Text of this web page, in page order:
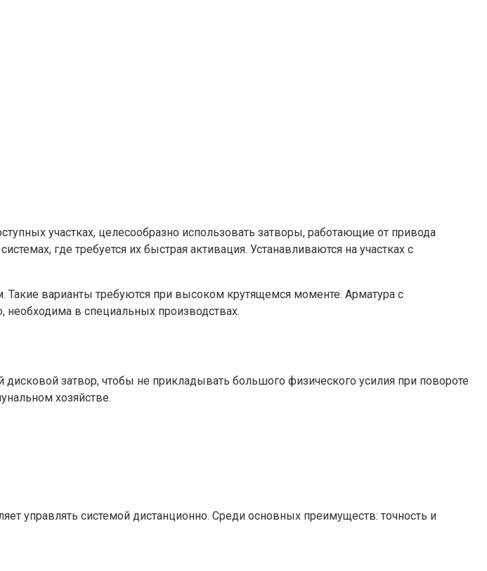
участках, целесообразно использовать затворы, работающие от привода
где требуется их быстрая активация. Устанавливаются на участках с
варианты требуются при высоком крутящемся моменте. Арматура с
в специальных производствах.
затвор, чтобы не прикладывать большого физического усилия при повороте
хозяйстве.
управлять системой дистанционно. Среди основных преимуществ: точность и